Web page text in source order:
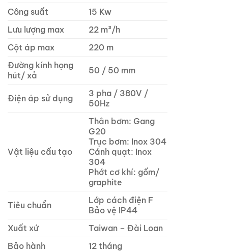
Công suất
15 Kw
Lưu lượng max
22 m³/h
Cột áp max
220 m
Đường kính họng
hút/ xả
50 / 50 mm
Điện áp sử dụng
3 pha / 380V /
50Hz
Vật liệu cấu tạo
Thân bơm: Gang
G20
Trục bơm: Inox 304
Cánh quạt: Inox
304
Phớt cơ khí: gốm/
graphite
Tiêu chuẩn
Lớp cách điện F
Bảo vệ IP44
Xuất xứ
Taiwan – Đài Loan
Bảo hành
12 tháng